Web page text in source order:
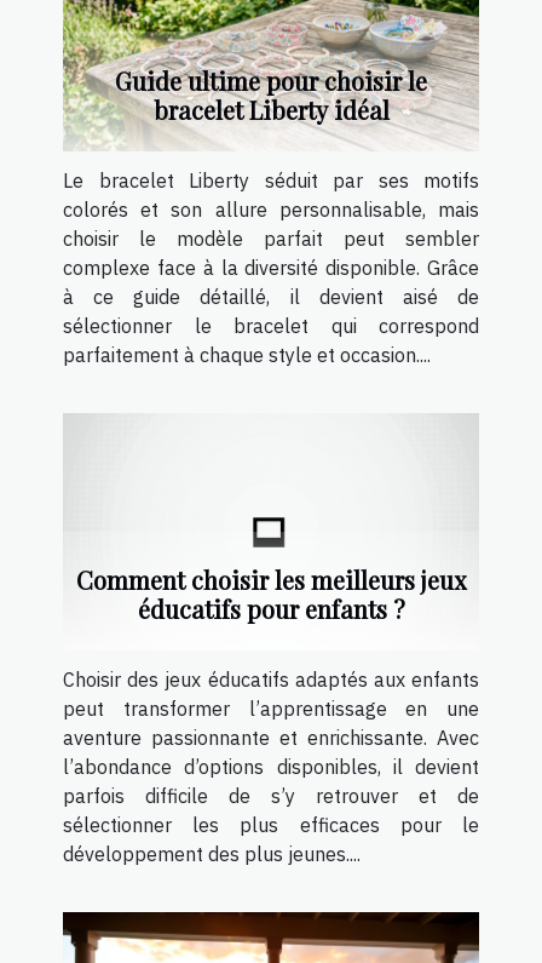
Guide ultime pour choisir le
bracelet Liberty idéal
Le bracelet Liberty séduit par ses motifs
colorés et son allure personnalisable, mais
choisir le modèle parfait peut sembler
complexe face à la diversité disponible. Grâce
à ce guide détaillé, il devient aisé de
sélectionner le bracelet qui correspond
parfaitement à chaque style et occasion....
Comment choisir les meilleurs jeux
éducatifs pour enfants ?
Choisir des jeux éducatifs adaptés aux enfants
peut transformer l’apprentissage en une
aventure passionnante et enrichissante. Avec
l’abondance d’options disponibles, il devient
parfois difficile de s’y retrouver et de
sélectionner les plus efficaces pour le
développement des plus jeunes....